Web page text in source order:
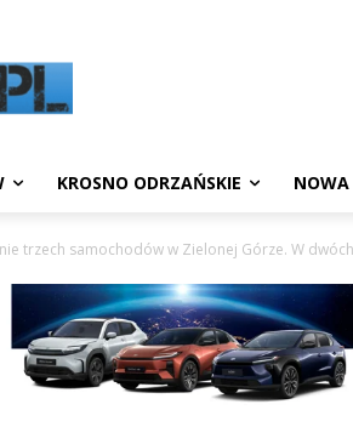
KROSNO ODRZAŃSKIE NOWA
trzech samochodów w Zielonej Górze. W dwóch